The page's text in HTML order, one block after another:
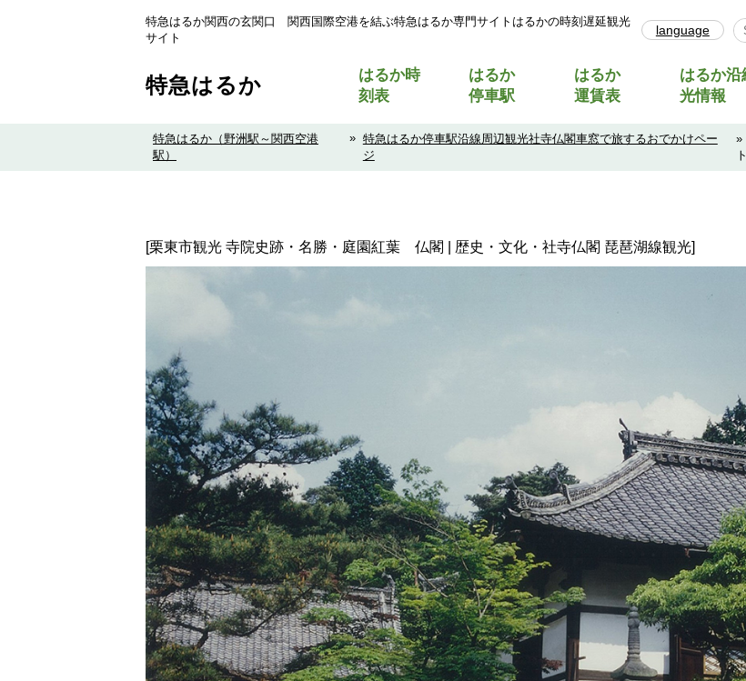
特急はるか関西の玄関口 関西国際空港を結ぶ特急はるか専門サイトはるかの時刻遅延観光
サイト
language
特急はるか
はるか時
刻表
はるか
停車駅
はるか
運賃表
はるか沿
光情報
特急はるか（野洲駅～関西空港
駅）
» 特急はるか停車駅沿線周辺観光社寺仏閣車窓で旅するおでかけペー
ジ
»
[栗東市観光 寺院史跡・名勝・庭園紅葉 仏閣 | 歴史・文化・社寺仏閣 琵琶湖線観光]